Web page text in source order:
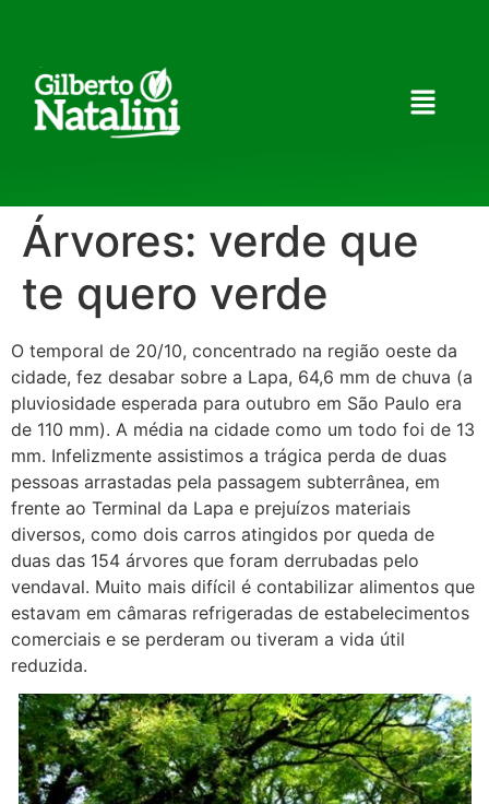
Árvores: verde que
te quero verde
O temporal de 20/10, concentrado na região oeste da
cidade, fez desabar sobre a Lapa, 64,6 mm de chuva (a
pluviosidade esperada para outubro em São Paulo era
de 110 mm). A média na cidade como um todo foi de 13
mm. Infelizmente assistimos a trágica perda de duas
pessoas arrastadas pela passagem subterrânea, em
frente ao Terminal da Lapa e prejuízos materiais
diversos, como dois carros atingidos por queda de
duas das 154 árvores que foram derrubadas pelo
vendaval. Muito mais difícil é contabilizar alimentos que
estavam em câmaras refrigeradas de estabelecimentos
comerciais e se perderam ou tiveram a vida útil
reduzida.